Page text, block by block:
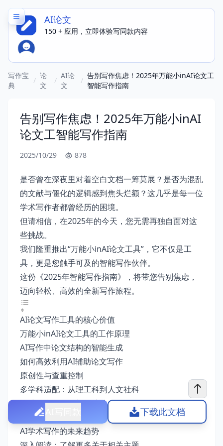
AI论文
150 + 应用，立即体验写同款内容
写作宝
典
/
论
文
/
AI论
文
/
告别写作焦虑！2025年万能小inAI论文工
智能写作指南
告别写作焦虑！2025年万能小inAI
论文工智能写作指南
2025/10/29 878
是否曾在深夜里对着空白文档一筹莫展？是否为混乱
的文献与僵化的逻辑感到焦头烂额？这几乎是每一位
学术写作者都曾经历的困境。
但请相信，在2025年的今天，您无需再独自面对这
些挑战。
我们隆重推出“万能小inAI论文工具”，它不仅是工
具，更是您触手可及的智能写作伙伴。
这份《2025年智能写作指南》，将带您告别焦虑，
迈向轻松、高效的全新写作旅程。
AI论文写作工具的核心价值
万能小inAI论文工具的工作原理
AI写作中论文结构的智能生成
如何高效利用AI辅助论文写作
原创性与查重控制
多学科适配：从理工科到人文社科
提升论文逻辑性与可读性
AI论文工具的使用误区
AI学术写作的未来趋势
下载此文档